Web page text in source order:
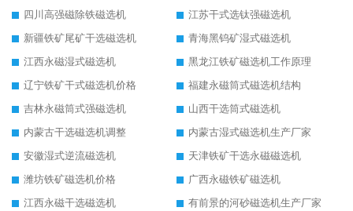
四川高强磁除铁磁选机
江苏干式选钛强磁选机
新疆铁矿尾矿干选磁选机
青海黑钨矿湿式磁选机
江西永磁湿式磁选机
黑龙江铁矿磁选机工作原理
辽宁铁矿干式磁选机价格
福建永磁筒式磁选机结构
吉林永磁筒式强磁选机
山西干选筒式磁选机
内蒙古干选磁选机调整
内蒙古湿式磁选机生产厂家
安徽湿式逆流磁选机
天津铁矿干选永磁磁选机
潍坊铁矿磁选机价格
广西永磁铁矿磁选机
江西永磁干选磁选机
有前景的河砂磁选机生产厂家